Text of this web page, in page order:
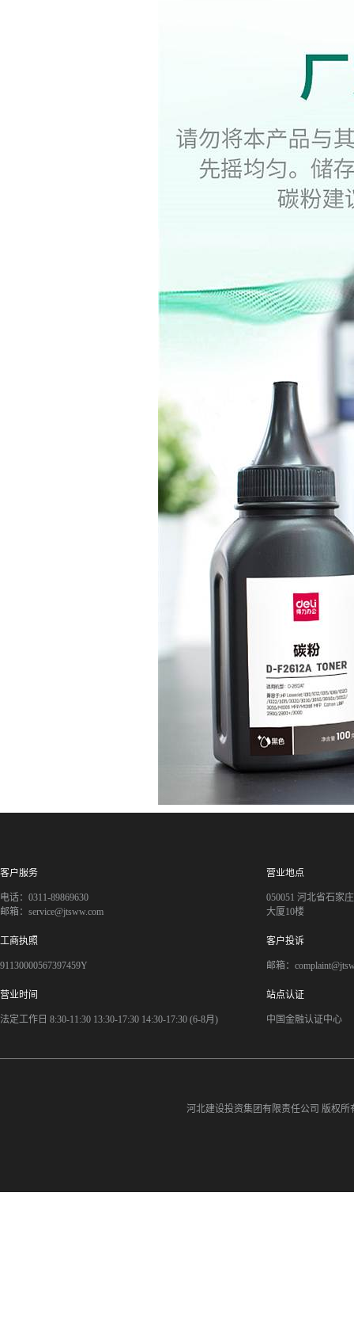
客户服务
电话：0311-89869630
邮箱：service@jtsww.com
营业地点
050051 河北省石家
大厦10楼
工商执照
91130000567397459Y
客户投诉
邮箱：
营业时间
法定工作日 8:30-11:30 13:30-17:30 14:30-17:30 (6-8月)
站点认证
中国金融认证中心
河北建设投资集团有限责任公司 版权所